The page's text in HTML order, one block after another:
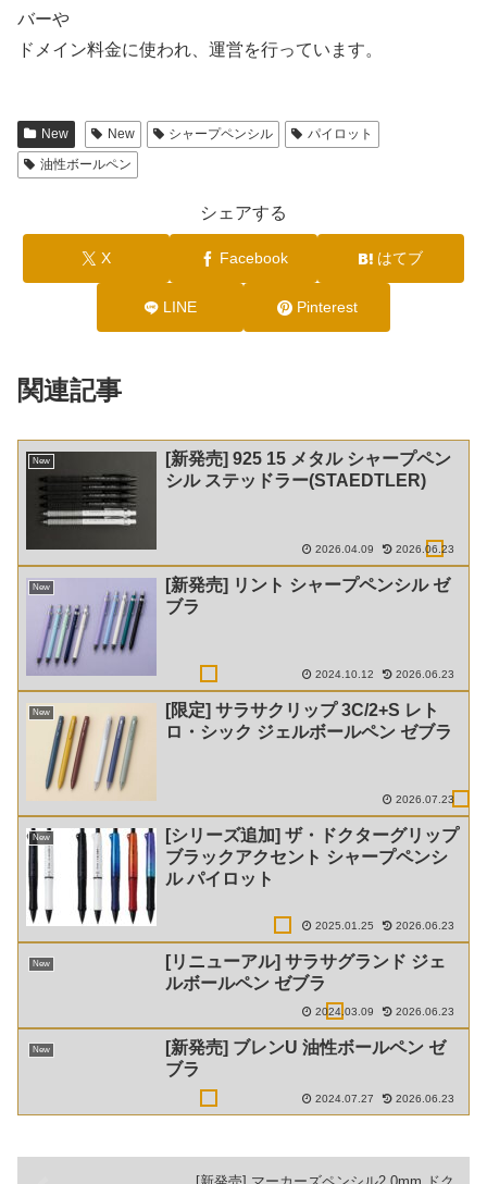
バーや
ドメイン料金に使われ、運営を行っています。
New New シャープペンシル
パイロット
油性ボールペン
シェアする
X Facebook はてブ
LINE Pinterest
関連記事
New
[新発売] 925 15 メタル シャープペン
シル ステッドラー(STAEDTLER)
2026.04.09 2026.06.23
New
[新発売] リント シャープペンシル ゼ
ブラ
2024.10.12 2026.06.23
New
[限定] サラサクリップ 3C/2+S レト
ロ・シック ジェルボールペン ゼブラ
2026.07.23
New
[シリーズ追加] ザ・ドクターグリップ
ブラックアクセント シャープペンシ
ル パイロット
2025.01.25 2026.06.23
New
[リニューアル] サラサグランド ジェ
ルボールペン ゼブラ
2024.03.09 2026.06.23
New
[新発売] ブレンU 油性ボールペン ゼ
ブラ
2024.07.27 2026.06.23